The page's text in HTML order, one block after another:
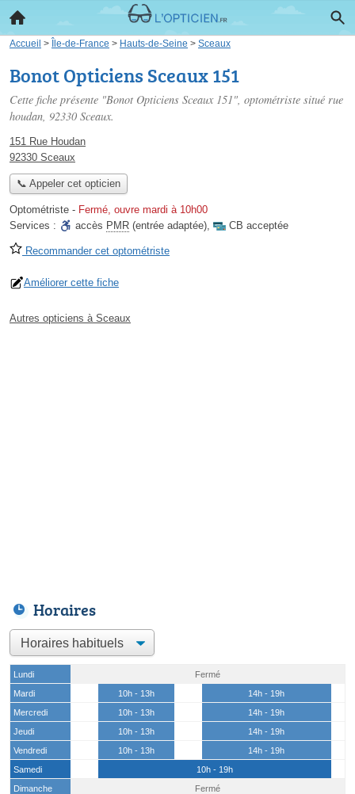
Accueil > Île-de-France > Hauts-de-Seine > Sceaux
Bonot Opticiens Sceaux 151
Cette fiche présente "Bonot Opticiens Sceaux 151", optométriste situé rue
houdan, 92330 Sceaux.
151 Rue Houdan
92330 Sceaux
📞 Appeler cet opticien
Optométriste - Fermé, ouvre mardi à 10h00
Services :
accès PMR (entrée adaptée), CB acceptée
Recommander cet optométriste
Améliorer cette fiche
Autres opticiens à Sceaux
Horaires
Lundi
Fermé
Mardi
10h - 13h
14h - 19h
Mercredi
10h - 13h
14h - 19h
Jeudi
10h - 13h
14h - 19h
Vendredi
10h - 13h
14h - 19h
Samedi
10h - 19h
Dimanche
Fermé